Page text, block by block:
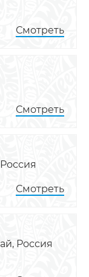
Смотреть
Смотреть
Смотреть
Россия